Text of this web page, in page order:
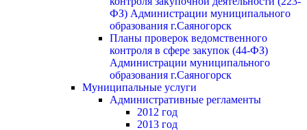
ФЗ) Администрации муниципального
образования г.Саяногорск
Планы проверок ведомственного
контроля в сфере закупок (44-ФЗ)
Администрации муниципального
образования г.Саяногорск
Муниципальные услуги
Административные регламенты
2012 год
2013 год